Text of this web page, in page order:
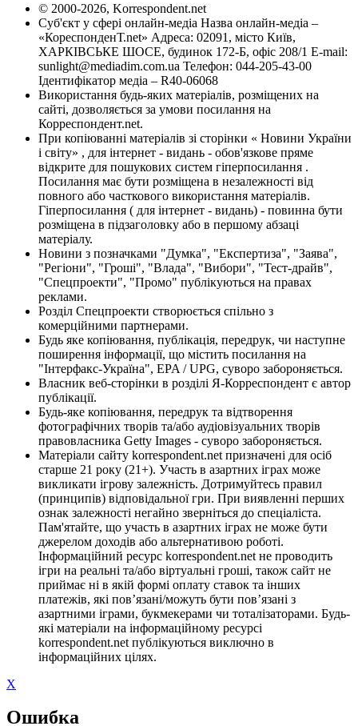
© 2000-2026, Korrespondent.net
Суб'єкт у сфері онлайн-медіа Назва онлайн-медіа –
«КореспонденТ.net» Адреса: 02091, місто Київ,
ХАРКІВСЬКЕ ШОСЕ, будинок 172-Б, офіс 208/1 E-mail:
sunlight@mediadim.com.ua Телефон: 044-205-43-00
Ідентифікатор медіа – R40-06068
Використання будь-яких матеріалів, розміщених на
сайті, дозволяється за умови посилання на
Корреспондент.net.
При копіюванні матеріалів зі сторінки « Новини України
і світу» , для інтернет - видань - обов'язкове пряме
відкрите для пошукових систем гіперпосилання .
Посилання має бути розміщена в незалежності від
повного або часткового використання матеріалів.
Гіперпосилання ( для інтернет - видань) - повинна бути
розміщена в підзаголовку або в першому абзаці
матеріалу.
Новини з позначками "Думка", "Експертиза", "Заява",
"Регіони", "Гроші", "Влада", "Вибори", "Тест-драйв",
"Спецпроекти", "Промо" публікуються на правах
реклами.
Розділ Спецпроекти створюється спільно з
комерційними партнерами.
Будь яке копіювання, публікація, передрук, чи наступне
поширення інформації, що містить посилання на
"Інтерфакс-Україна", EPA / UPG, суворо забороняється.
Власник веб-сторінки в розділі Я-Корреспондент є автор
публікації.
Будь-яке копіювання, передрук та відтворення
фотографічних творів та/або аудіовізуальних творів
правовласника Getty Images - суворо забороняється.
Матеріали сайту korrespondent.net призначені для осіб
старше 21 року (21+). Участь в азартних іграх може
викликати ігрову залежність. Дотримуйтесь правил
(принципів) відповідальної гри. При виявленні перших
ознак залежності негайно зверніться до спеціаліста.
Пам'ятайте, що участь в азартних іграх не може бути
джерелом доходів або альтернативою роботі.
Інформаційний ресурс korrespondent.net не проводить
ігри на реальні та/або віртуальні гроші, також сайт не
приймає ні в якій формі оплату ставок та інших
платежів, які пов’язані/можуть бути пов’язані з
азартними іграми, букмекерами чи тоталізаторами. Будь-
які матеріали на інформаційному ресурсі
korrespondent.net публікуються виключно в
інформаційних цілях.
X
Ошибка